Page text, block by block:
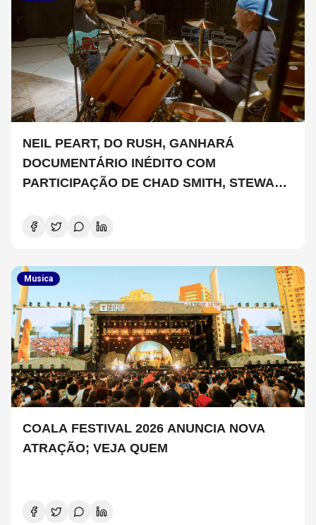
NEIL PEART, DO RUSH, GANHARÁ
DOCUMENTÁRIO INÉDITO COM
PARTICIPAÇÃO DE CHAD SMITH, STEWART
Musica
COALA FESTIVAL 2026 ANUNCIA NOVA
ATRAÇÃO; VEJA QUEM